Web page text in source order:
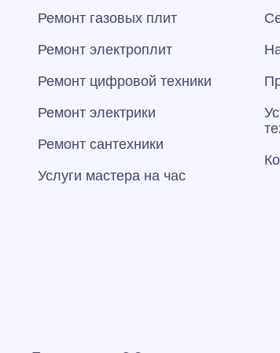
Ремонт газовых плит
Ремонт электроплит
Ремонт цифровой техники
Ремонт электрики
Ремонт сантехники
Услуги мастера на час